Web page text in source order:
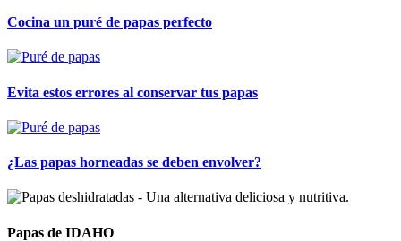
Cocina un puré de papas perfecto
Evita estos errores al conservar tus papas
¿Las papas horneadas se deben envolver?
Papas de IDAHO